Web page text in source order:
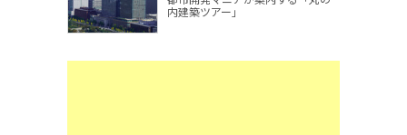
内建築ツアー」